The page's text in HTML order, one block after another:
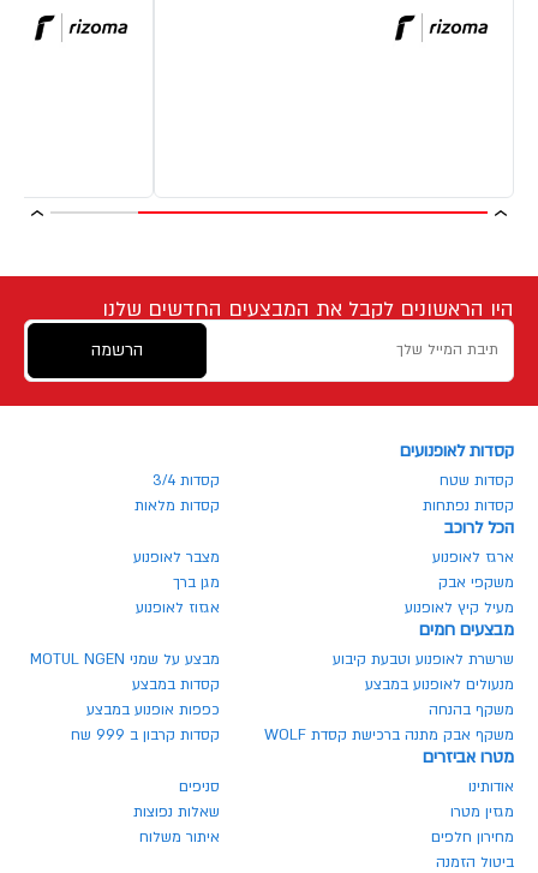
היו הראשונים לקבל את המבצעים החדשים שלנו
הרשמה
קסדות לאופנועים
קסדות שטח
קסדות 3/4
קסדות נפתחות
קסדות מלאות
הכל לרוכב
ארגז לאופנוע
מצבר לאופנוע
משקפי אבק
מגן ברך
מעיל קיץ לאופנוע
אגזוז לאופנוע
מבצעים חמים
שרשרת לאופנוע וטבעת קיבוע
מבצע על שמני MOTUL NGEN
מנעולים לאופנוע במבצע
קסדות במבצע
משקף בהנחה
כפפות אופנוע במבצע
משקף אבק מתנה ברכישת קסדת WOLF
קסדות קרבון ב 999 שח
מטרו אביזרים
אודותינו
סניפים
מגזין מטרו
שאלות נפוצות
מחירון חלפים
איתור משלוח
ביטול הזמנה